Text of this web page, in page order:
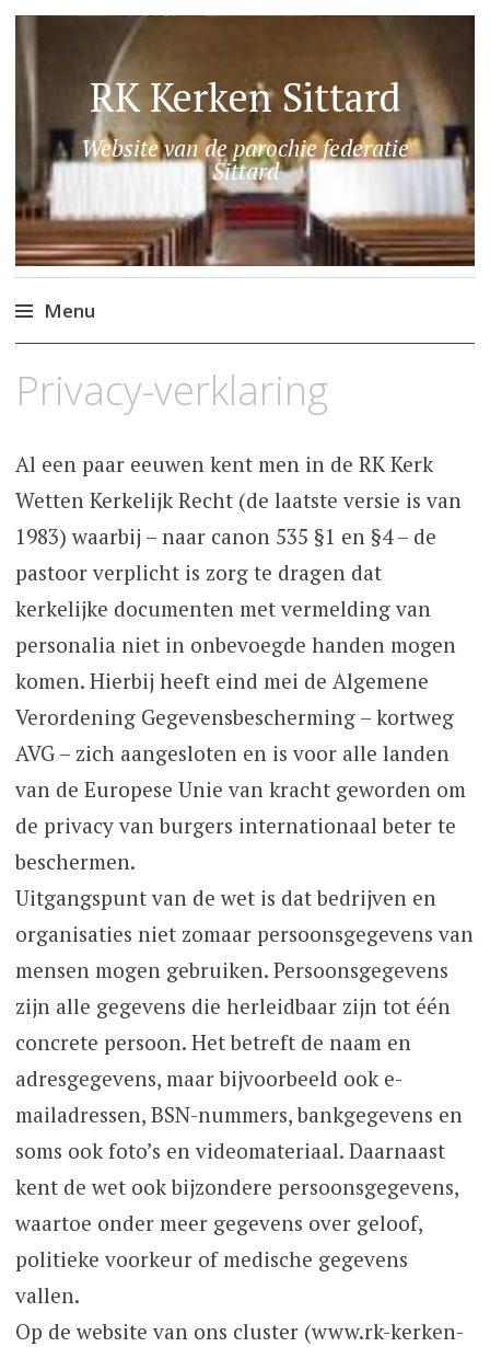
RK Kerken Sittard
Website van de parochie federatie
Sittard
Menu
to
Privacy-verklaring
Al een paar eeuwen kent men in de RK Kerk
Wetten Kerkelijk Recht (de laatste versie is van
1983) waarbij – naar canon 535 §1 en §4 – de
pastoor verplicht is zorg te dragen dat
kerkelijke documenten met vermelding van
personalia niet in onbevoegde handen mogen
komen. Hierbij heeft eind mei de Algemene
Verordening Gegevensbescherming – kortweg
AVG – zich aangesloten en is voor alle landen
van de Europese Unie van kracht geworden om
de privacy van burgers internationaal beter te
beschermen.
Uitgangspunt van de wet is dat bedrijven en
organisaties niet zomaar persoonsgegevens van
mensen mogen gebruiken. Persoonsgegevens
zijn alle gegevens die herleidbaar zijn tot één
concrete persoon. Het betreft de naam en
adresgegevens, maar bijvoorbeeld ook e-
mailadressen, BSN-nummers, bankgegevens en
soms ook foto’s en videomateriaal. Daarnaast
kent de wet ook bijzondere persoonsgegevens,
waartoe onder meer gegevens over geloof,
politieke voorkeur of medische gegevens
vallen.
Op de website van ons cluster (www.rk-kerken-